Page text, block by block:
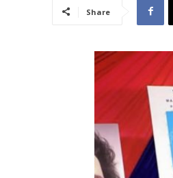
Share